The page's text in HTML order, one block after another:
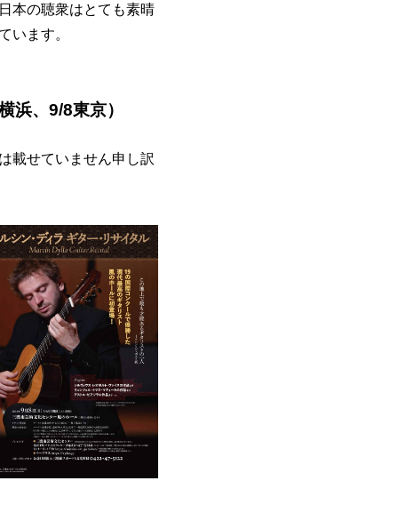
本の聴衆はとても素晴
います。
浜、9/8東京）
載せていません申し訳